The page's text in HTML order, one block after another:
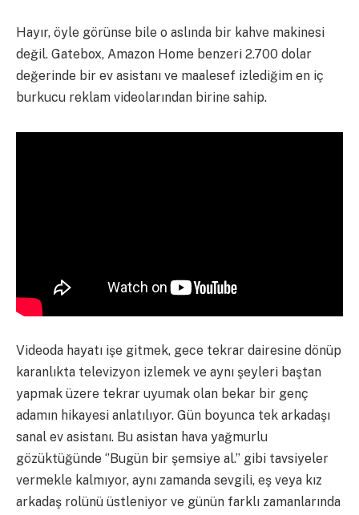
Hayır, öyle görünse bile o aslında bir kahve makinesi
değil. Gatebox, Amazon Home benzeri 2.700 dolar
değerinde bir ev asistanı ve maalesef izlediğim en iç
burkucu reklam videolarından birine sahip.
Videoda hayatı işe gitmek, gece tekrar dairesine dönüp
karanlıkta televizyon izlemek ve aynı şeyleri baştan
yapmak üzere tekrar uyumak olan bekar bir genç
adamın hikayesi anlatılıyor. Gün boyunca tek arkadaşı
sanal ev asistanı. Bu asistan hava yağmurlu
gözüktüğünde ‘’Bugün bir şemsiye al.’’ gibi tavsiyeler
vermekle kalmıyor, aynı zamanda sevgili, eş veya kız
arkadaş rolünü üstleniyor ve günün farklı zamanlarında